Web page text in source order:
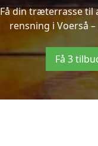
Få din træterrasse til
rensning i Voerså
Få 3